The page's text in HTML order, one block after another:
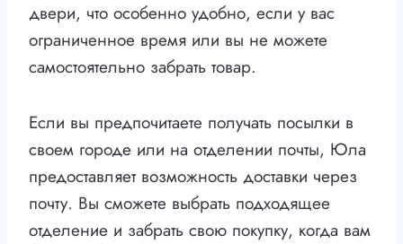
двери, что особенно удобно, если у вас
ограниченное время или вы не можете
самостоятельно забрать товар.
Если вы предпочитаете получать посылки в
своем городе или на отделении почты, Юла
предоставляет возможность доставки через
почту. Вы сможете выбрать подходящее
отделение и забрать свою покупку, когда вам